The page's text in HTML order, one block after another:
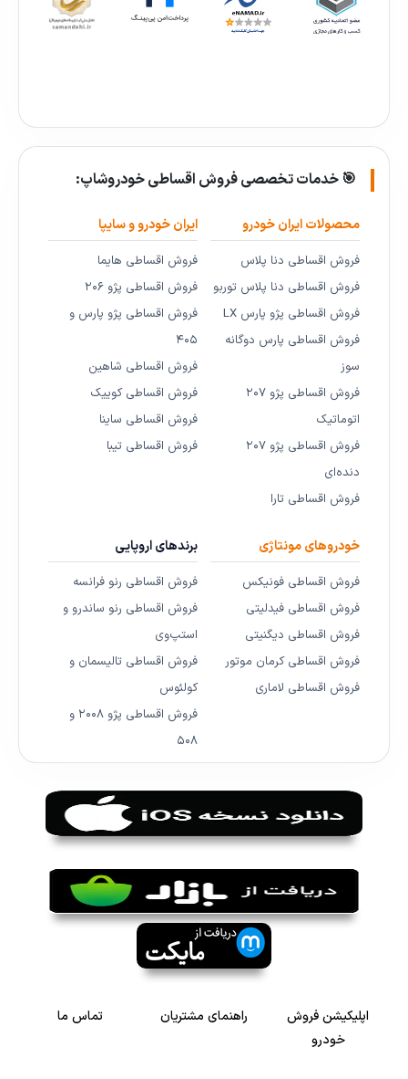
🎯 خدمات تخصصی فروش اقساطی خودروشاپ:
محصولات ایران خودرو
فروش اقساطی دنا پلاس
فروش اقساطی دنا پلاس توربو
فروش اقساطی پژو پارس LX
فروش اقساطی پارس دوگانه
سوز
فروش اقساطی پژو ۲۰۷
اتوماتیک
فروش اقساطی پژو ۲۰۷
دنده‌ای
فروش اقساطی تارا
ایران خودرو و سایپا
فروش اقساطی هایما
فروش اقساطی پژو ۲۰۶
فروش اقساطی پژو پارس و
۴۰۵
فروش اقساطی شاهین
فروش اقساطی کوییک
فروش اقساطی ساینا
فروش اقساطی تیبا
خودروهای مونتاژی
فروش اقساطی فونیکس
فروش اقساطی فیدلیتی
فروش اقساطی دیگنیتی
فروش اقساطی کرمان موتور
فروش اقساطی لاماری
برندهای اروپایی
فروش اقساطی رنو فرانسه
فروش اقساطی رنو ساندرو و
استپ‌وی
فروش اقساطی تالیسمان و
کولئوس
فروش اقساطی پژو ۲۰۰۸ و
۵۰۸
اپلیکیشن فروش
خودرو
راهنمای مشتریان تماس ما